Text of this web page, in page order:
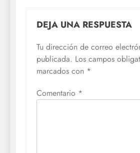
DEJA UNA RESPUESTA
Tu dirección de correo
publicada. Los campos
marcados con *
Comentario *